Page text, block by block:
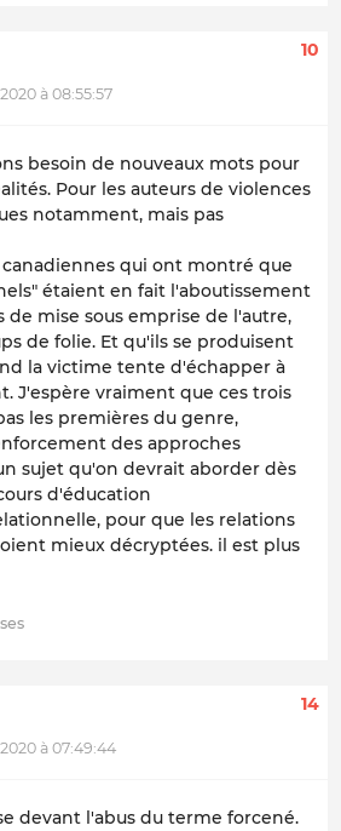
à 08:55:57
10
besoin de nouveaux mots pour
Pour les auteurs de violences
notamment, mais pas
qui ont montré que
étaient en fait l'aboutissement
de mise sous emprise de l'autre,
de folie. Et qu'ils se produisent
la victime tente d'échapper à
J'espère vraiment que ces trois
les premières du genre,
des approches
sujet qu'on devrait aborder dès
d'éducation
pour que les relations
mieux décryptées. il est plus
à 07:49:44
14
devant l'abus du terme forcené.